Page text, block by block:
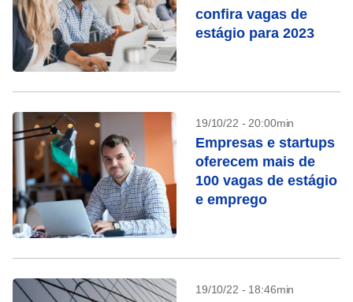
confira vagas de
estágio para 2023
19/10/22 - 20:00min
Empresas e startups
oferecem mais de
100 vagas de estágio
e emprego
19/10/22 - 18:46min